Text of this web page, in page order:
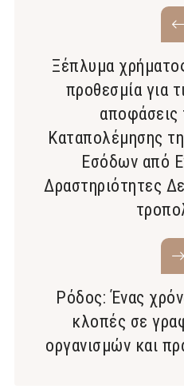
Ξέπλυμα
προθεσμία για
αποφάσεις
Καταπολέμησης
Εσόδων από
Δραστηριότητες
Ρόδος: Ένας
κλοπές σε
οργανισμών και